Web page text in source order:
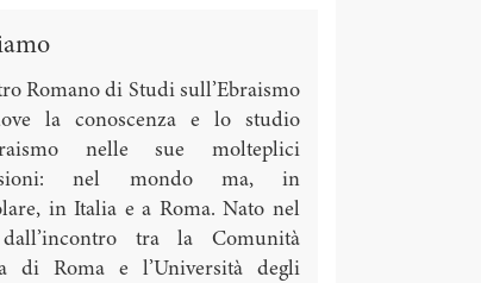
Romano di Studi sull’Ebraismo
la conoscenza e lo studio
nelle sue molteplici
nel mondo ma, in
in Italia e a Roma. Nato nel
tra la Comunità
di Roma e l’Università degli